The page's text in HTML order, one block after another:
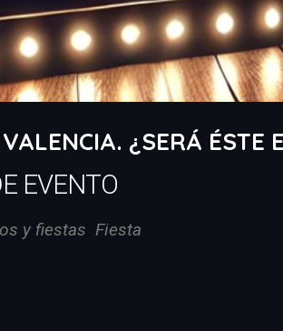
¿SERÁ ÉSTE
EVENTO
y fiestas Fiesta